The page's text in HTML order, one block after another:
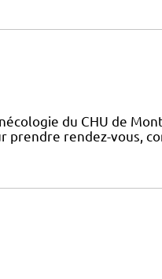
du CHU de
prendre rendez-vous,